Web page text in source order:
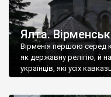
Ялта.
Вірменія першою серед
як державну релігію, й
українців, які усіх
є відданими вірянами